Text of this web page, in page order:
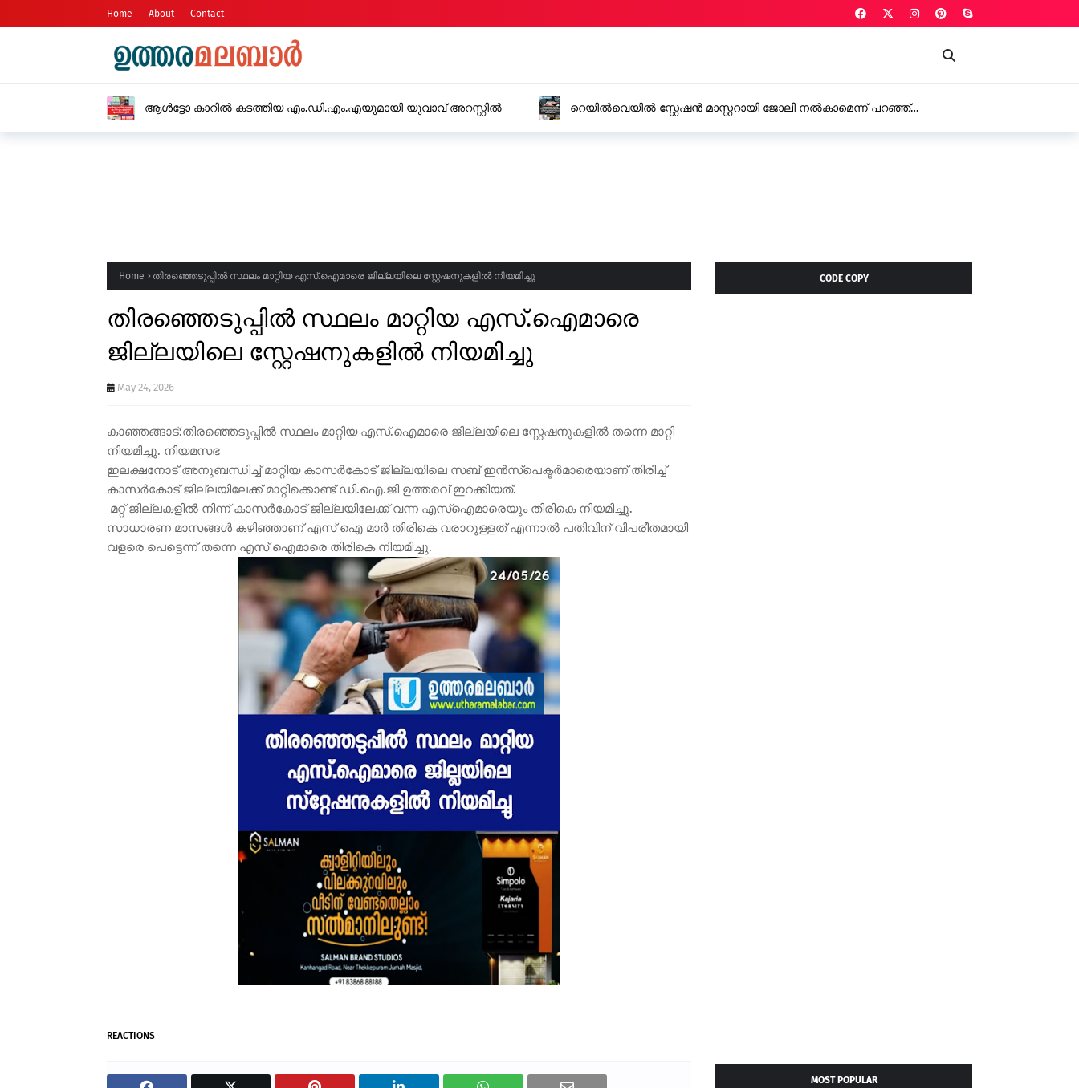
Home About Contact
റെയിൽവെയിൽ സ്റ്റേഷൻ മാസ്റ്ററായി ജോലി നൽകാമെന്ന് പറഞ്ഞ്
ആസ്റ്റർ ഡിഎം ക്വാളിറ്റി കെയർ ലിമിറ്റഡ്: വരുമാനത്തിലും ലാഭത്തിലും
Home തിരഞ്ഞെടുപ്പിൽ സ്ഥലം മാറ്റിയ എസ്.ഐമാരെ ജില്ലയിലെ സ്റ്റേഷനുകളിൽ നിയമിച്ചു
തിരഞ്ഞെടുപ്പിൽ സ്ഥലം മാറ്റിയ എസ്.ഐമാരെ
ജില്ലയിലെ സ്റ്റേഷനുകളിൽ നിയമിച്ചു
May 24, 2026
കാഞ്ഞങ്ങാട്:തിരഞ്ഞെടുപ്പിൽ സ്ഥലം മാറ്റിയ എസ്.ഐമാരെ ജില്ലയിലെ സ്റ്റേഷനുകളിൽ തന്നെ മാറ്റി
നിയമിച്ചു. നിയമസഭ
ഇലക്ഷനോട് അനുബന്ധിച്ച് മാറ്റിയ കാസർകോട് ജില്ലയിലെ സബ് ഇൻസ്പെക്ടർമാരെയാണ് തിരിച്ച്
കാസർകോട് ജില്ലയിലേക്ക് മാറ്റിക്കൊണ്ട് ഡി.ഐ.ജി ഉത്തരവ് ഇറക്കിയത്.
മറ്റ് ജില്ലകളിൽ നിന്ന് കാസർകോട് ജില്ലയിലേക്ക് വന്ന എസ്ഐമാരെയും തിരികെ നിയമിച്ചു.
സാധാരണ മാസങ്ങൾ കഴിഞ്ഞാണ് എസ് ഐ മാർ തിരികെ വരാറുള്ളത് എന്നാൽ പതിവിന് വിപരീതമായി
വളരെ പെട്ടെന്ന് തന്നെ എസ് ഐമാരെ തിരികെ നിയമിച്ചു.
REACTIONS
CODE COPY
MOST POPULAR